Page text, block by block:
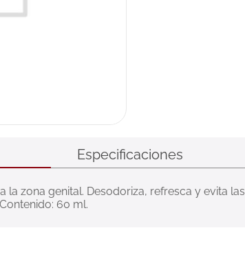
Especificaciones
zona genital. Desodoriza, refresca y evita
60 ml.